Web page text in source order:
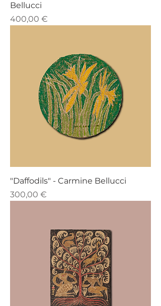
Bellucci
Prezzo
400,00 €
"Daffodils" - Carmine Bellucci
Prezzo
300,00 €